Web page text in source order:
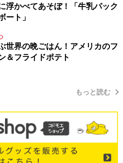
浮かべてあそぼ！「牛乳パック
ート」
世界の晩ごはん！アメリカのフ
＆フライドポテト
もっと読む